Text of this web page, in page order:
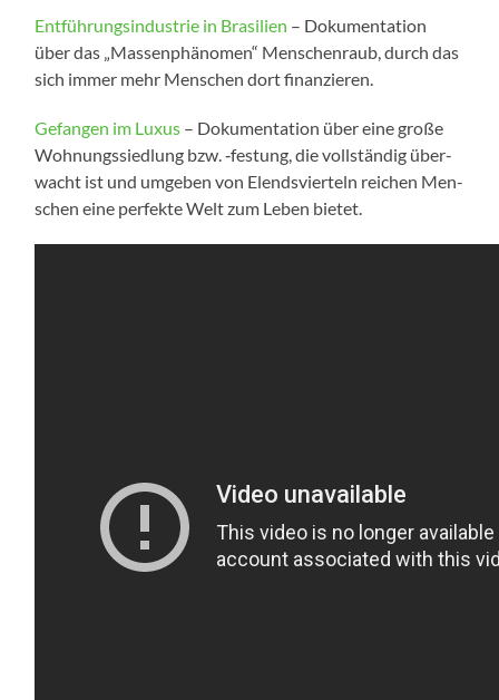
Ent­füh­rungs­in­dus­trie in Bra­si­li­en – Doku­men­ta­ti­on
über das „Mas­sen­phä­no­men“ Men­schen­raub, durch das
sich immer mehr Men­schen dort finanzieren.
Gefan­gen im Luxus – Doku­men­ta­ti­on über eine gro­ße
Woh­nungs­sied­lung bzw. ‑fes­tung, die voll­stän­dig über­
wacht ist und umge­ben von Elends­vier­teln rei­chen Men­
schen eine per­fek­te Welt zum Leben bietet.